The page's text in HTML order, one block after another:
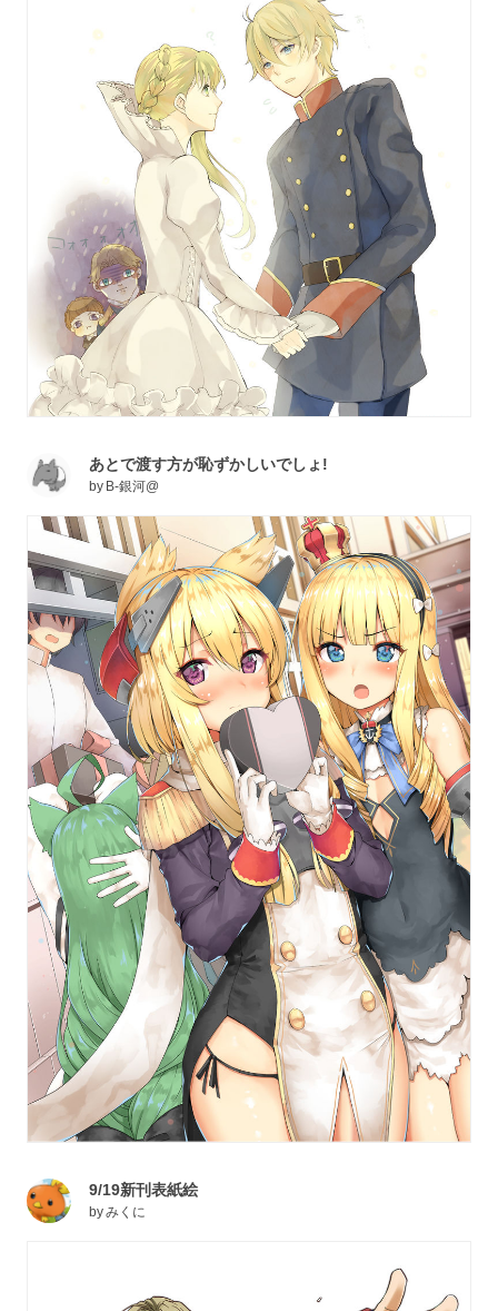
あとで渡す方が恥ずかしいでしょ!
by B-銀河@
9/19新刊表紙絵
byみくに